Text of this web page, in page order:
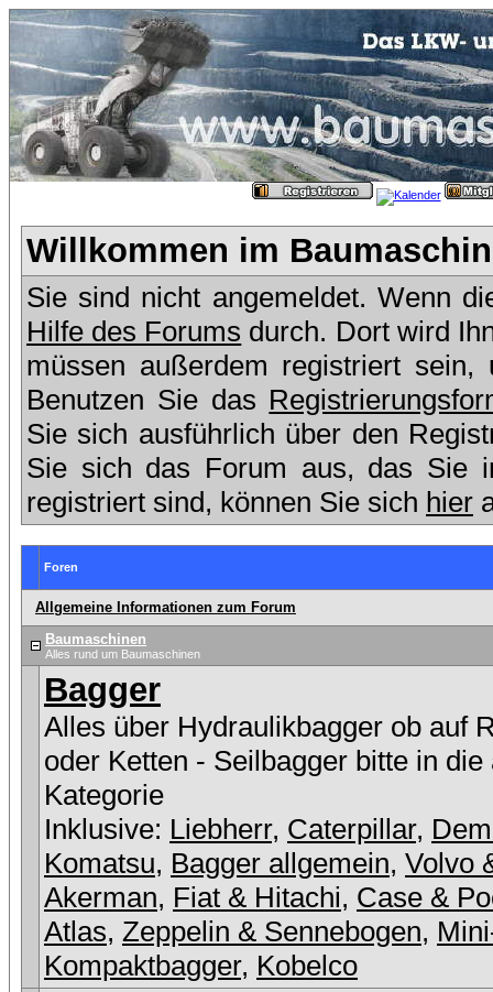
Willkommen im
Sie sind nicht angemeldet. Wenn
Hilfe des Forums durch. Dort wird
müssen außerdem registriert
Benutzen Sie das
Sie sich ausführlich über den
Sie sich das Forum aus, das Sie
registriert sind, können Sie sich hier
Foren
Allgemeine Informationen zum Forum
Baumaschinen
Alles rund um Baumaschinen
Bagger
Alles über Hydraulikbagger ob auf
oder Ketten - Seilbagger bitte in die
Kategorie
Inklusive: Liebherr, Caterpillar,
Komatsu, Bagger allgemein, Volvo
Akerman, Fiat & Hitachi, Case &
Atlas, Zeppelin & Sennebogen,
Kompaktbagger, Kobelco